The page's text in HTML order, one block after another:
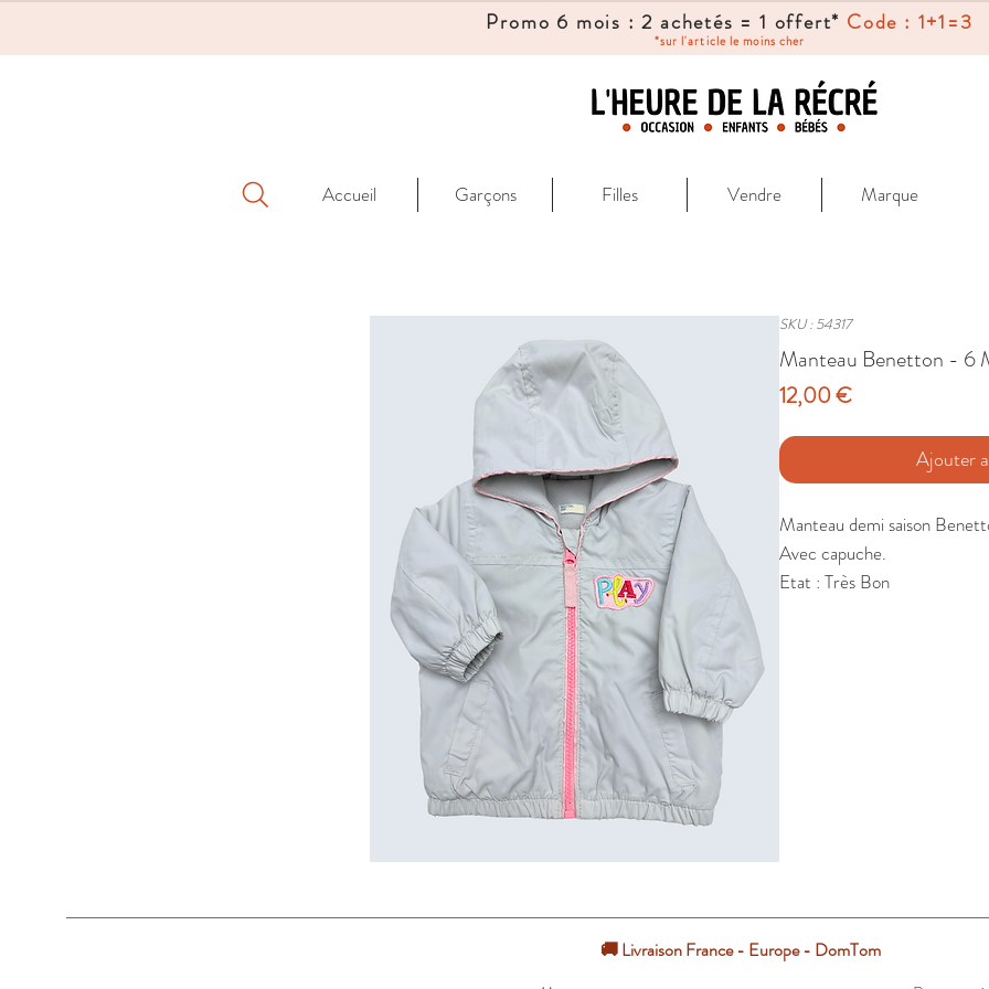
Promo 6 mois : 2 achetés = 1 offert* Code : 1+1=3
*sur l'article le moins cher
Accueil Garçons Filles Vendre Marque
SKU : 54317
Manteau Benetton - 6
12,00 €Prix
Ajouter
Manteau demi saison
Avec capuche.
Etat : Très Bon
🚚 Livraison France - Europe - DomTom